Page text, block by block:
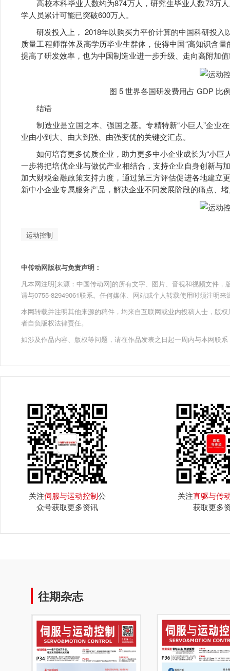
高校本科毕业人数约为874万人，研究生毕业人数73万
学人员累计可能已突破600万人。
研发投入上， 2018年以购买力平价计算的中国科研投入
质量工程师群体及高学历毕业生群体，使得中国“高知识含
提高了研发效率，也为中国制造业进一步升级、走向高附加
图 5 世界各国研发费用占 GDP 比
结语
制造业是立国之本、强国之基。专精特新“小巨人”企业
业由小到大、由大到强、由强变优的关键交汇点。
如何培育更多优质企业，助力更多中小企业成长为“小巨
一步将把培优企业与做优产业相结合，支持企业自身创新与
加大财税金融政策支持力度，通过第三方评估促进各地建立
新中小企业专属服务产品，解决企业不同发展阶段的痛点、
运动控制
中传动网版权与免责声明：
凡本网注明[来源：中国传动网]的所有文字、图片、音视和视频文件
请与0755-82949061联系。任何媒体、网站或个人转载使用时须注明
本网转载并注明其他来源的稿件，均来自互联网或业内投稿人士，版
者自负版权法律责任。
如涉及作品内容、版权等问题，请在作品发表之日起一周内与本网联
关注伺服与运动控制公
众号获取更多资讯
关注直驱与传
获取更多
往期杂志